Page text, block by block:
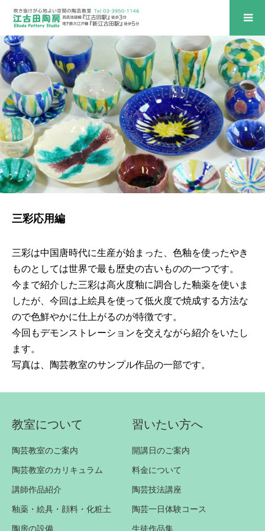
三彩応用編
三彩は中国唐時代に生産が始まった、色釉を使ったやき
ものとしては世界で最も歴史の古いものの一つです。
今まで紹介した三彩は高火度釉に調合した釉薬を使いま
したが、今回は上絵具を使って低火度で焼成する方法な
ので色鮮やかに仕上がるのが特徴です。
今回もデモンストレーションを交えながら紹介をいたし
ます。
写真は、陶芸教室のサンプル作品の一部です。
教室について
陶芸教室のご案内
陶芸教室のカリキュラム
講師作品紹介
釉薬・絵具・顔料・化粧土
陶房の設備
習いたい方へ
開講日のご案内
料金について
陶芸技法講座
陶芸一日体験コース
生徒作品集